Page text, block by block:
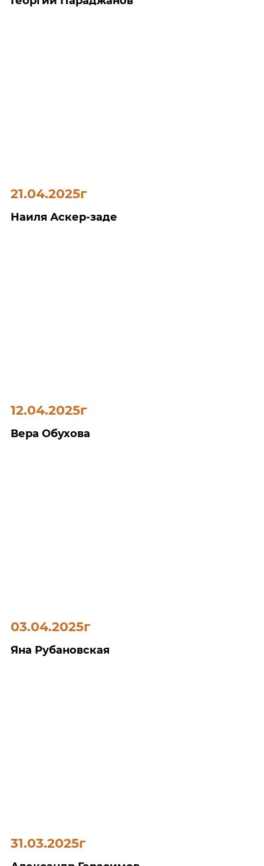
21.04.2025г
Наиля Аскер-заде
12.04.2025г
Вера Обухова
03.04.2025г
Яна Рубановская
31.03.2025г